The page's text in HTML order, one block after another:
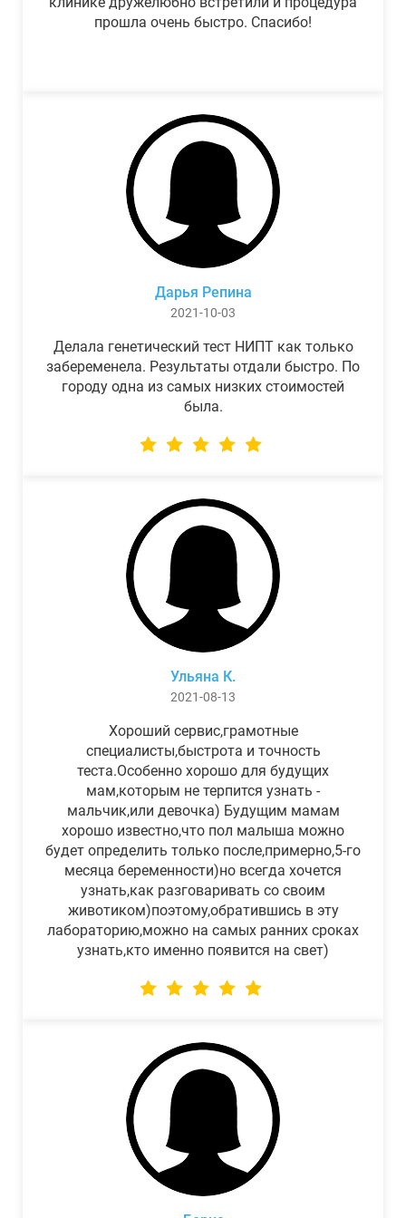
прошла очень быстро. Спасибо!
Дарья Репина
2021-10-03
Делала генетический тест НИПТ как только
забеременела. Результаты отдали быстро. По
городу одна из самых низких стоимостей
была.
Ульяна К.
2021-08-13
Хороший сервис,грамотные
специалисты,быстрота и точность
теста.Особенно хорошо для будущих
мам,которым не терпится узнать -
мальчик,или девочка) Будущим мамам
хорошо известно,что пол малыша можно
будет определить только после,примерно,5-го
месяца беременности)но всегда хочется
узнать,как разговаривать со своим
животиком)поэтому,обратившись в эту
лабораторию,можно на самых ранних сроках
узнать,кто именно появится на свет)